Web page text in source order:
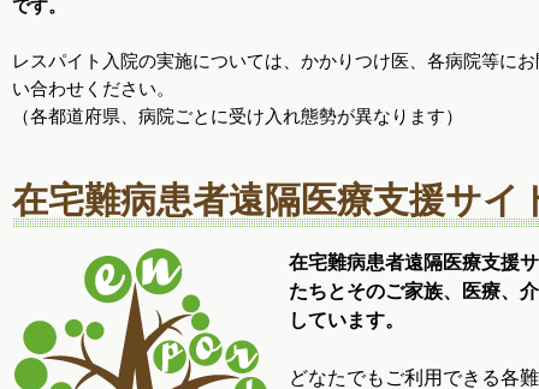
です。
レスパイト入院の実施については、かかりつけ医、各病院等にお
い合わせください。
（各都道府県、病院ごとに受け入れ態勢が異なります）
在宅難病患者遠隔医療支援サイ
在宅難病患者遠隔医療支援
たちとそのご家族、医療、
しています。
どなたでもご利用できる各